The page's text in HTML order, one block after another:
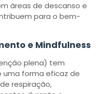
áreas de descanso e
para o bem-
e Mindfulness
plena) tem
uma forma eficaz de
respiração,